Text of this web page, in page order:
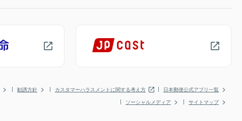
勧誘方針 カスタマーハラスメントに関する考え方
日本郵便公式アプリ一覧
ソーシャルメディア
サイトマップ